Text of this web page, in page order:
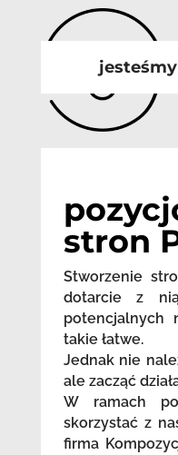
stron
Stworzenie
dotarcie z
potencjalnych
takie łatwe.
Jednak nie
ale zacząć
W ramach
skorzystać z
firma